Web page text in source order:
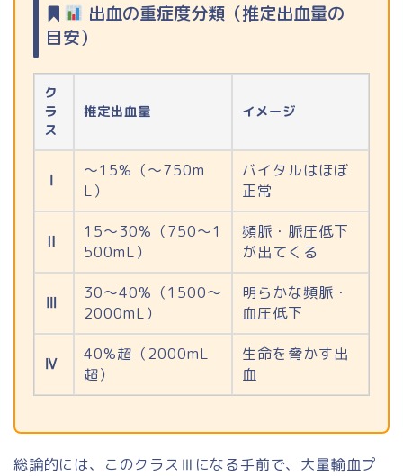
出血の重症度分類（推定出血量の
目安）
ク
ラ
ス
推定出血量 イメージ
Ⅰ
〜15%（〜750m
L）
バイタルはほぼ
正常
Ⅱ
15〜30%（750〜1
500mL）
頻脈・脈圧低下
が出てくる
Ⅲ
30〜40%（1500〜
2000mL）
明らかな頻脈・
血圧低下
Ⅳ
40%超（2000mL
超）
生命を脅かす出
血
総論的には、このクラスⅢになる手前で、大量輸血プ